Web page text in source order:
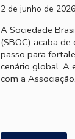
2 de junho de 2026
A Sociedade
(SBOC) acaba
passo para
cenário global. A
com a